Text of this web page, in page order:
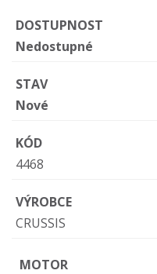
DOSTUPNOST
Nedostupné
STAV
Nové
KÓD
4468
VÝROBCE
CRUSSIS
MOTOR